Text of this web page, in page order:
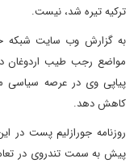
ترکیه تیره شد، نیست.
به گزارش وب سایت شبکه
مواضع رجب طیب اردوغان
پیاپی وی در عرصه سیاسی می
کاهش دهد.
روزنامه جورازلیم پست در
پیش به سمت تندروی در